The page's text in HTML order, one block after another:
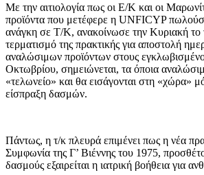
Με την αιτιολογία πως οι Ε/Κ και οι
προϊόντα που μετέφερε η UNFICYP
ανάγκη σε Τ/Κ, ανακοίνωσε την Κυριακή το
τερματισμό της πρακτικής για αποστολή
αναλώσιμων προϊόντων στους
Οκτωβρίου, σημειώνεται, τα όποια
«τελωνείο» και θα εισάγονται στη «χώρα»
είσπραξη δασμών.
Πάντως, η τ/κ πλευρά επιμένει πως η νέα
Συμφωνία της Γ’ Βιέννης του 1975,
δασμούς εξαιρείται η ιατρική βοήθεια για